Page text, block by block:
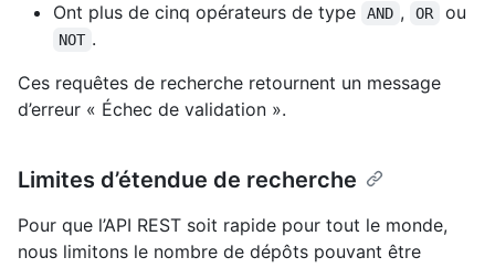
Ont plus de cinq opérateurs de type
AND , OR ou
NOT .
Ces requêtes de recherche retournent un message
d’erreur « Échec de validation ».
Limites d’étendue de recherche
Pour que l’API REST soit rapide pour tout le monde,
nous limitons le nombre de dépôts pouvant être